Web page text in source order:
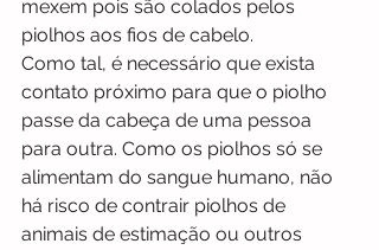
mexem pois são colados pelos
piolhos aos fios de cabelo.
Como tal, é necessário que exista
contato próximo para que o piolho
passe da cabeça de uma pessoa
para outra. Como os piolhos só se
alimentam do sangue humano, não
há risco de contrair piolhos de
animais de estimação ou outros